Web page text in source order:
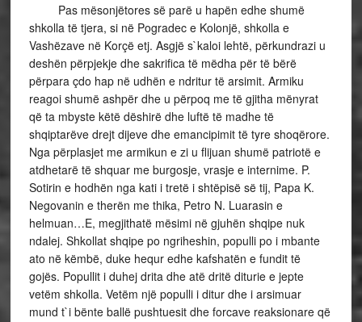
Pas mësonjëtores së parë u hapën edhe shumë
shkolla të tjera, si në Pogradec e Kolonjë, shkolla e
Vashëzave në Korçë etj. Asgjë s`kaloi lehtë, përkundrazi u
deshën përpjekje dhe sakrifica të mëdha për të bërë
përpara çdo hap në udhën e ndritur të arsimit. Armiku
reagoi shumë ashpër dhe u përpoq me të gjitha mënyrat
që ta mbyste këtë dëshirë dhe luftë të madhe të
shqiptarëve drejt dijeve dhe emancipimit të tyre shoqërore.
Nga përplasjet me armikun e zi u flijuan shumë patriotë e
atdhetarë të shquar me burgosje, vrasje e internime. P.
Sotirin e hodhën nga kati i tretë i shtëpisë së tij, Papa K.
Negovanin e therën me thika, Petro N. Luarasin e
helmuan…E, megjithatë mësimi në gjuhën shqipe nuk
ndalej. Shkollat shqipe po ngriheshin, populli po i mbante
ato në këmbë, duke hequr edhe kafshatën e fundit të
gojës. Popullit i duhej drita dhe atë dritë diturie e jepte
vetëm shkolla. Vetëm një populli i ditur dhe i arsimuar
mund t`i bënte ballë pushtuesit dhe forcave reaksionare që